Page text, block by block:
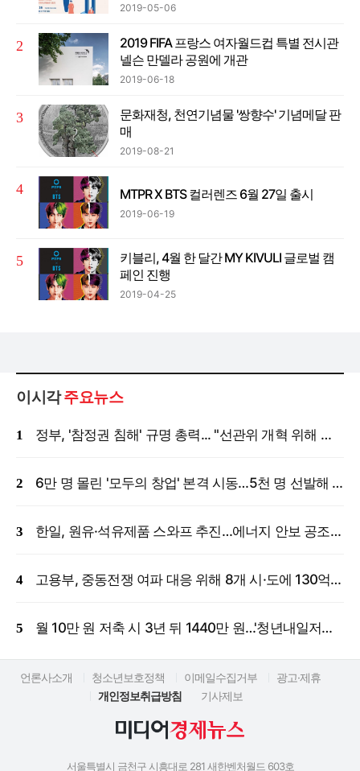
2019-05-06
2019 FIFA 프랑스 여자월드컵 특별 전시관
넬슨 만델라 공원에 개관
2019-06-18
문화재청, 천연기념물 '쌍향수' 기념메달 판
매
2019-08-21
MTPR X BTS 컬러렌즈 6월 27일 출시
2019-06-19
키블리, 4월 한 달간 MY KIVULI 글로벌 캠
페인 진행
2019-04-25
이시각주요뉴스
정부, '참정권 침해' 규명 총력... "선관위 개혁 위해 국정조사 등 모든 조치"
6만 명 몰린 '모두의 창업' 본격 시동…5천 명 선발해 밀착 지원
한일, 원유·석유제품 스와프 추진…에너지 안보 공조 강화
고용부, 중동전쟁 여파 대응 위해 8개 시·도에 130억 원 긴급 투입
월 10만 원 저축 시 3년 뒤 1440만 원…'청년내일저축계좌' 신규 모집
언론사소개 청소년보호정책 이메일수집거부
광고·제휴
개인정보취급방침
기사제보
서울특별시 금천구 시흥대로 281 새한벤처월드 603호